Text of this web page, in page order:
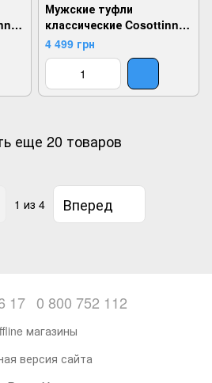
Мужские туфли
классические Cosottinni
1200235, Черный, 40,
2999860793802
4 499 грн
еще 20 товаров
1 из 4 Вперед
17 0 800 752 112
магазины
версия сайта